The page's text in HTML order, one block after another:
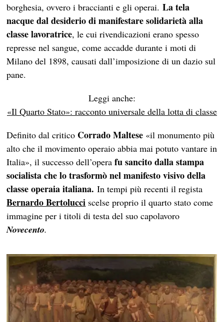
borghesia, ovvero i braccianti e gli operai.La tela
nacque dal desiderio di manifestare solidarietà alla
classe lavoratrice, le cui rivendicazioni erano spesso
represse nel sangue, come accadde durante i moti di
Milano del 1898, causati dall’imposizione di un dazio sul
pane.
Leggi anche:
«Il Quarto Stato»: racconto universale della lotta di classe
Definito dal critico Corrado Maltese «il monumento più
alto che il movimento operaio abbia mai potuto vantare in
Italia», il successo dell’operafu sancito dalla stampa
socialista che lo trasformò nel manifesto visivo della
classe operaia italiana. In tempi più recenti il regista
Bernardo Bertolucci scelse proprio il quarto stato come
immagine per i titoli di testa del suo capolavoro
Novecento.